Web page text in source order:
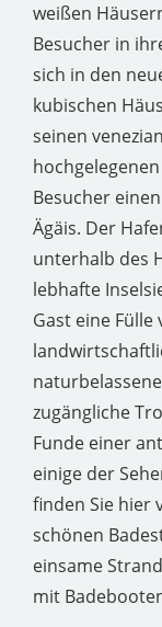
weißen
Besucher in
sich in den
kubischen
seinen
Besucher
Ägäis. Der
unterhalb des
lebhafte
Gast eine
zugängliche
Funde einer
einige der
finden Sie hier
schönen
einsame
mit